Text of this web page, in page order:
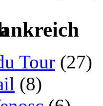
Tour (27)
(8)